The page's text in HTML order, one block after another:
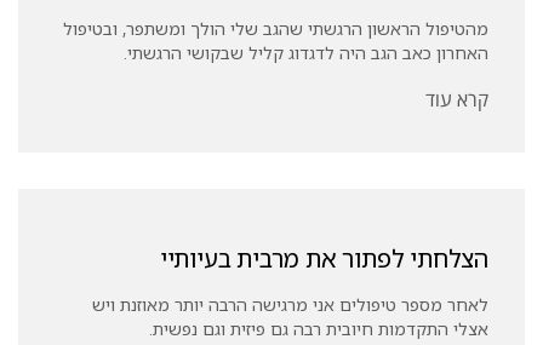
מהטיפול הראשון הרגשתי שהגב שלי הולך ומשתפר, ובטיפול
האחרון כאב הגב היה לדגדוג קליל שבקושי הרגשתי.
קרא עוד
הצלחתי לפתור את מרבית בעיותיי
לאחר מספר טיפולים אני מרגישה הרבה יותר מאוזנת ויש
אצלי התקדמות חיובית רבה גם פיזית וגם נפשית.